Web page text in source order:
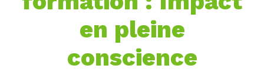
en pleine
conscience